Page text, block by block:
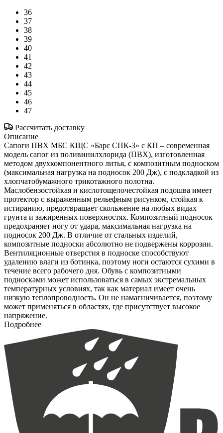
36
37
38
39
40
41
42
43
44
45
46
47
Рассчитать доставку
Описание
Сапоги ПВХ МБС КЩС «Барс СПК-3» с КП – современная
модель сапог из поливинилхлорида (ПВХ), изготовленная
методом двухкомпонентного литья, с композитным подноском
(максимальная нагрузка на подносок 200 Дж), с подкладкой из
хлопчатобумажного трикотажного полотна.
Маслобензостойкая и кислотощелочестойкая подошва имеет
протектор с выраженным рельефным рисунком, стойкая к
истиранию, предотвращает скольжение на любых видах
грунта и зажиренных поверхностях. Композитный подносок
предохраняет ногу от удара, максимальная нагрузка на
подносок 200 Дж. В отличие от стальных изделий,
композитные подноски абсолютно не подвержены коррозии.
Вентиляционные отверстия в подноске способствуют
удалению влаги из ботинка, поэтому ноги остаются сухими в
течение всего рабочего дня. Обувь с композитными
подносками может использоваться в самых экстремальных
температурных условиях, так как материал имеет очень
низкую теплопроводность. Он не намагничивается, поэтому
может применяться в областях, где присутствует высокое
напряжение.
Подробнее